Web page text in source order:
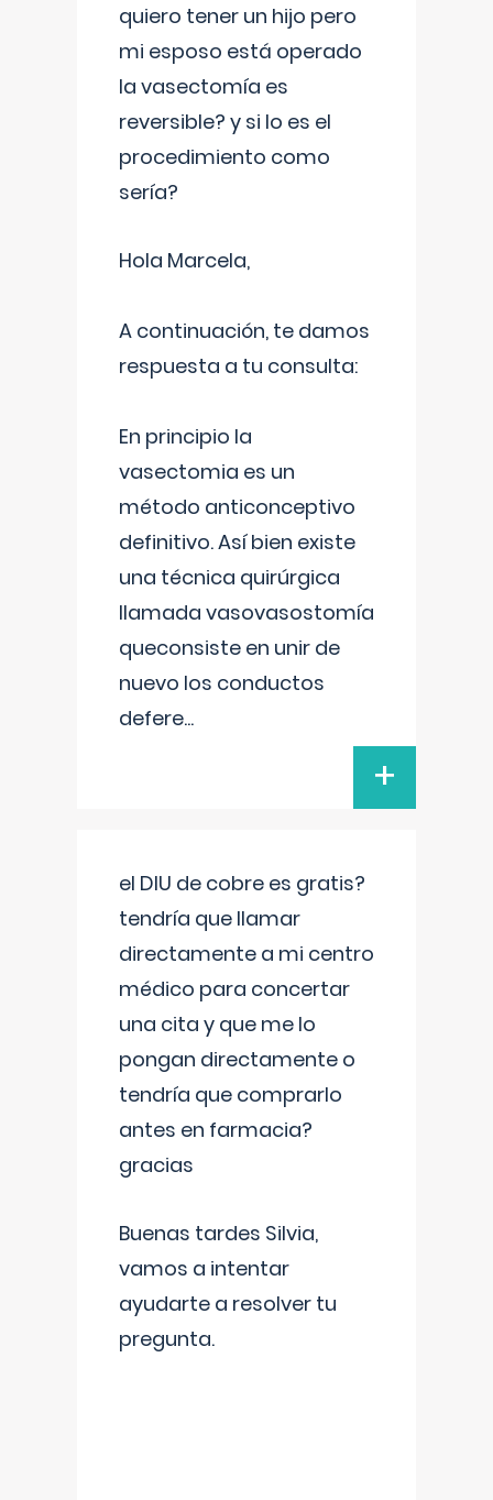
quiero tener un hijo pero
mi esposo está operado
la vasectomía es
reversible? y si lo es el
procedimiento como
sería?
Hola Marcela,
A continuación, te damos
respuesta a tu consulta:
En principio la
vasectomia es un
método anticonceptivo
definitivo. Así bien existe
una técnica quirúrgica
llamada vasovasostomía
queconsiste en unir de
nuevo los conductos
defere...
+
el DIU de cobre es gratis?
tendría que llamar
directamente a mi centro
médico para concertar
una cita y que me lo
pongan directamente o
tendría que comprarlo
antes en farmacia?
gracias
Buenas tardes Silvia,
vamos a intentar
ayudarte a resolver tu
pregunta.